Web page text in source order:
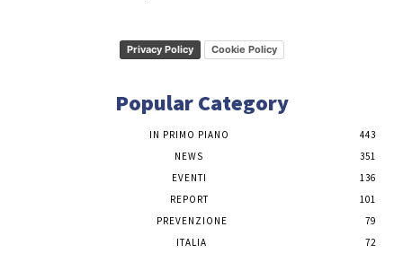
Privacy Policy Cookie Policy
Popular Category
IN PRIMO PIANO
443
NEWS
351
EVENTI
136
REPORT
101
PREVENZIONE
79
ITALIA
72